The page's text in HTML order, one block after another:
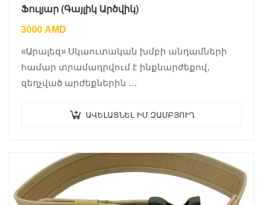
Ֆուլյար (Գայլիկ Արծվիկ)
3000 AMD
«Արալեզ» Սկաուտական խմբի անդամների
համար տրամադրվում է ինքնարժեքով,
զեղչված արժեքներին …
ԱՎԵԼԱՑՆԵԼ ԻՄ ԶԱՄԲՅՈՒՂ